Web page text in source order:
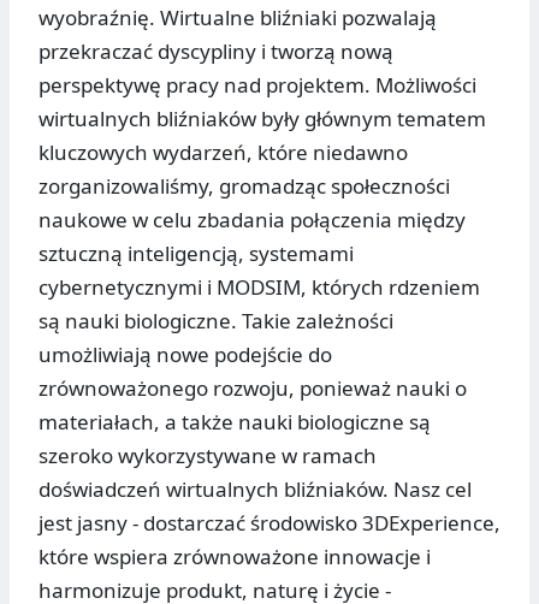
wyobraźnię. Wirtualne bliźniaki pozwalają
przekraczać dyscypliny i tworzą nową
perspektywę pracy nad projektem. Możliwości
wirtualnych bliźniaków były głównym tematem
kluczowych wydarzeń, które niedawno
zorganizowaliśmy, gromadząc społeczności
naukowe w celu zbadania połączenia między
sztuczną inteligencją, systemami
cybernetycznymi i MODSIM, których rdzeniem
są nauki biologiczne. Takie zależności
umożliwiają nowe podejście do
zrównoważonego rozwoju, ponieważ nauki o
materiałach, a także nauki biologiczne są
szeroko wykorzystywane w ramach
doświadczeń wirtualnych bliźniaków. Nasz cel
jest jasny - dostarczać środowisko 3DExperience,
które wspiera zrównoważone innowacje i
harmonizuje produkt, naturę i życie -